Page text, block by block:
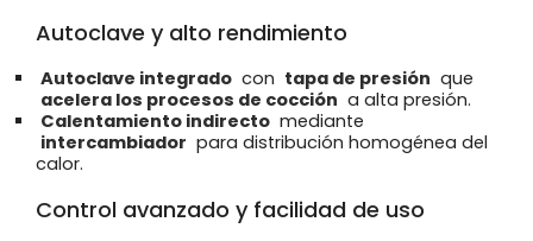
Autoclave y alto rendimiento
Autoclave integrado con tapa de presión que
acelera los procesos de cocción a alta presión.
Calentamiento indirecto mediante
intercambiador para distribución homogénea del
calor.
Control avanzado y facilidad de uso